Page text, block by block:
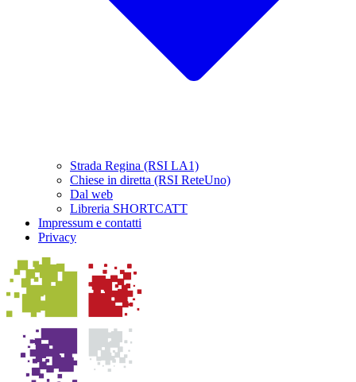
Strada Regina (RSI LA1)
Chiese in diretta (RSI ReteUno)
Dal web
Libreria SHORTCATT
Impressum e contatti
Privacy